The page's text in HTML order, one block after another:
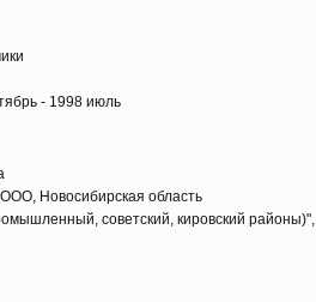
- 1998 июль
Новосибирская область
советский, кирοвский районы)",